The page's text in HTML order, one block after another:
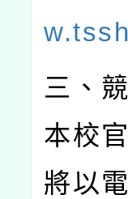
三、
本校
將以